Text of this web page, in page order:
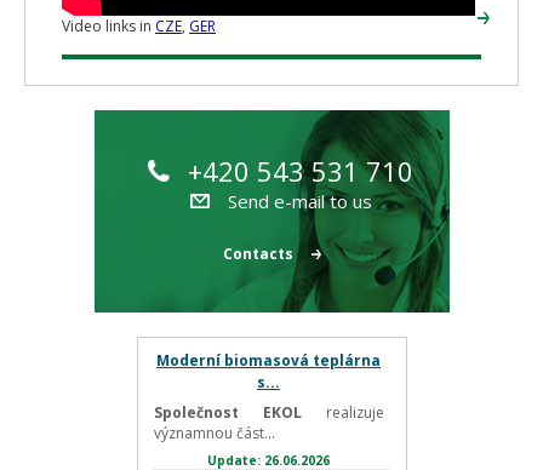
Video links in CZE, GER
+420 543 531 710
Send e-mail to us
Contacts
Moderní biomasová teplárna
s...
Společnost EKOLrealizuje
významnou část...
Update: 26.06.2026